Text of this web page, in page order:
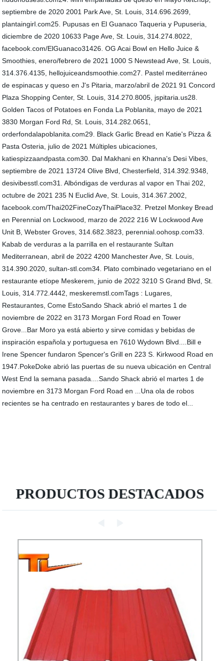
septiembre de 2020 2001 Park Ave, St. Louis, 314.696.2699,
plantaingirl.com25. Pupusas en El Guanaco Taqueria y Pupuseria,
diciembre de 2020 10633 Page Ave, St. Louis, 314.274.8022,
facebook.com/ElGuanaco31426. OG Acai Bowl en Hello Juice &
Smoothies, enero/febrero de 2021 1000 S Newstead Ave, St. Louis,
314.376.4135, hellojuiceandsmoothie.com27. Pastel mediterráneo
de espinacas y queso en J's Pitaria, marzo/abril de 2021 91 Concord
Plaza Shopping Center, St. Louis, 314.270.8005, jspitaria.us28.
Golden Tacos of Potatoes en Fonda La Poblanita, mayo de 2021
3830 Morgan Ford Rd, St. Louis, 314.282.0651,
orderfondalapoblanita.com29. Black Garlic Bread en Katie's Pizza &
Pasta Osteria, julio de 2021 Múltiples ubicaciones,
katiespizzaandpasta.com30. Dal Makhani en Khanna's Desi Vibes,
septiembre de 2021 13724 Olive Blvd, Chesterfield, 314.392.9348,
desivibesstl.com31. Albóndigas de verduras al vapor en Thai 202,
octubre de 2021 235 N Euclid Ave, St. Louis, 314.367.2002,
facebook.com/Thai202FineCozyThaiPlace32. Pretzel Monkey Bread
en Perennial on Lockwood, marzo de 2022 216 W Lockwood Ave
Unit B, Webster Groves, 314.682.3823, perennial.oohosp.com33.
Kabab de verduras a la parrilla en el restaurante Sultan
Mediterranean, abril de 2022 4200 Manchester Ave, St. Louis,
314.390.2020, sultan-stl.com34. Plato combinado vegetariano en el
restaurante etíope Meskerem, junio de 2022 3210 S Grand Blvd, St.
Louis, 314.772.4442, meskeremstl.comTags : Lugares,
Restaurantes, Come EstoSando Shack abrió el martes 1 de
noviembre de 2022 en 3173 Morgan Ford Road en Tower
Grove...Bar Moro ya está abierto y sirve comidas y bebidas de
inspiración española y portuguesa en 7610 Wydown Blvd....Bill e
Irene Spencer fundaron Spencer's Grill en 223 S. Kirkwood Road en
1947.PokeDoke abrió las puertas de su nueva ubicación en Central
West End la semana pasada....Sando Shack abrió el martes 1 de
noviembre en 3173 Morgan Ford Road en ...Una ola de robos
recientes se ha centrado en restaurantes y bares de todo el...
PRODUCTOS DESTACADOS